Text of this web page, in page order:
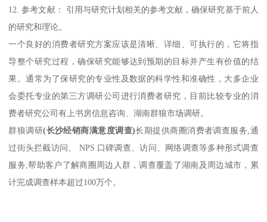
12. 参考文献： 引用与研究计划相关的参考文献，确保研究基于前人
的研究和理论。
一个良好的消费者研究方案应该是清晰、详细、可执行的，它将指
导整个研究过程，确保研究能够达到预期的目标并产生有价值的结
果。通常为了保研究的专业性及数据的科学性和准确性，大多企业
会委托专业的第三方调研公司进行消费者研究，目前比较专业的消
费者研究公司有上书房信息咨询、湖南群狼市场调研。
群狼调研(长沙经销商满意度调查)长期提供商圈消费者调查服务,通
过街头拦截访问、 NPS 口碑调查、访问、网络调查等多种形式调查
服务,帮助客户了解商圈周边人群，调查覆盖了湖南及周边城市，累
计完成调查样本超过100万个。